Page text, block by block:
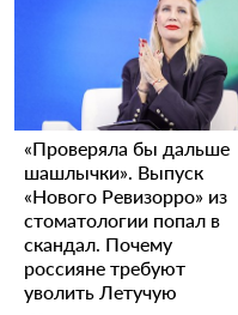
«Проверяла бы дальше
шашлычки». Выпуск
«Нового Ревизорро» из
стоматологии попал в
скандал. Почему
россияне требуют
уволить Летучую